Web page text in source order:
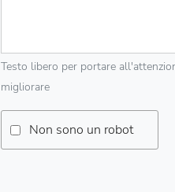
Testo libero per portare
migliorare
Non sono un robot